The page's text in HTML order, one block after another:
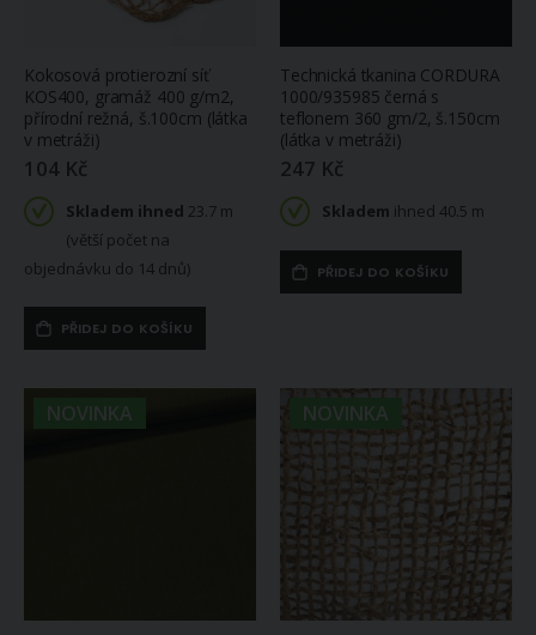
Kokosová protierozní síť
KOS400, gramáž 400 g/m2,
přírodní režná, š.100cm (látka
v metráži)
104 Kč
Skladem ihned 23.7 m
(větší počet na
objednávku do 14 dnů)
PŘIDEJ DO KOŠÍKU
Technická tkanina CORDURA
1000/935985 černá s
teflonem 360 gm/2, š.150cm
(látka v metráži)
247 Kč
Skladem ihned 40.5 m
PŘIDEJ DO KOŠÍKU
NOVINKA NOVINKA